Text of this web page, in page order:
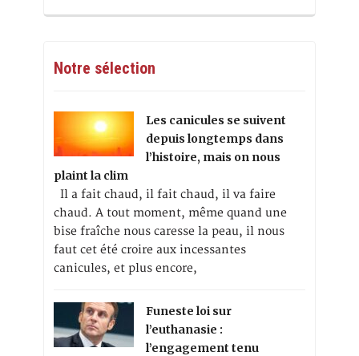
Notre sélection
Les canicules se suivent
depuis longtemps dans
l’histoire, mais on nous
plaint la clim
Il a fait chaud, il fait chaud, il va faire
chaud. A tout moment, même quand une
bise fraîche nous caresse la peau, il nous
faut cet été croire aux incessantes
canicules, et plus encore,
Funeste loi sur
l’euthanasie :
l’engagement tenu